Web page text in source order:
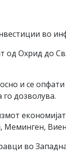
во
Охрид до
и се
дозволува.
Меминген,
во